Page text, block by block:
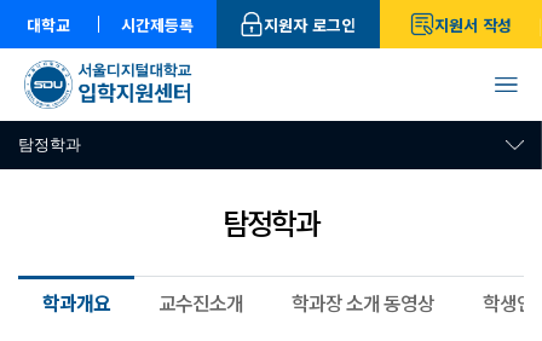
대학교 시간제등록 지원자 로그인 지원서 작성
탐정학과
탐정학과
학과개요 교수진소개 학과장 소개 동영상 학생인